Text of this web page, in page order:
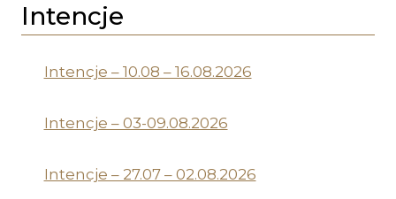
Intencje
Intencje – 10.08 – 16.08.2026
Intencje – 03-09.08.2026
Intencje – 27.07 – 02.08.2026